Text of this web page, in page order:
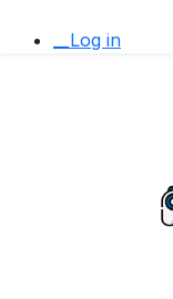
__Log in